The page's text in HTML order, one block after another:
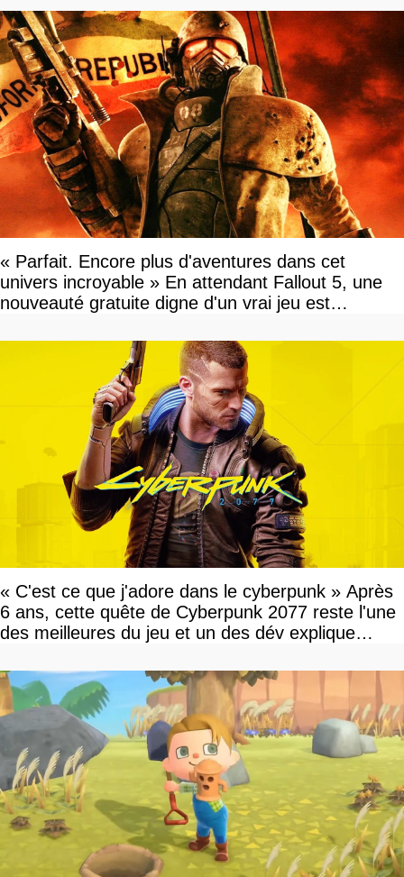
« Parfait. Encore plus d'aventures dans cet
univers incroyable » En attendant Fallout 5, une
nouveauté gratuite digne d'un vrai jeu est
« C'est ce que j'adore dans le cyberpunk » Après
6 ans, cette quête de Cyberpunk 2077 reste l'une
des meilleures du jeu et un des dév explique